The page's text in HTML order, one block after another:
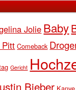
Jolie Baby
Comeback
Gericht
Bieber